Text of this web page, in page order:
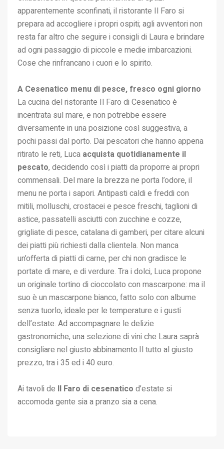
apparentemente sconfinati, il ristorante Il Faro si
prepara ad accogliere i propri ospiti; agli avventori non
resta far altro che seguire i consigli di Laura e brindare
ad ogni passaggio di piccole e medie imbarcazioni.
Cose che rinfrancano i cuori e lo spirito.
A Cesenatico menu di pesce, fresco ogni giorno
La cucina del ristorante Il Faro di Cesenatico è
incentrata sul mare, e non potrebbe essere
diversamente in una posizione così suggestiva, a
pochi passi dal porto. Dai pescatori che hanno appena
ritirato le reti, Luca acquista quotidianamente il
pescato, decidendo così i piatti da proporre ai propri
commensali. Del mare la brezza ne porta l’odore, il
menu ne porta i sapori. Antipasti caldi e freddi con
mitili, molluschi, crostacei e pesce freschi, taglioni di
astice, passatelli asciutti con zucchine e cozze,
grigliate di pesce, catalana di gamberi, per citare alcuni
dei piatti più richiesti dalla clientela. Non manca
un’offerta di piatti di carne, per chi non gradisce le
portate di mare, e di verdure. Tra i dolci, Luca propone
un originale tortino di cioccolato con mascarpone: ma il
suo è un mascarpone bianco, fatto solo con albume
senza tuorlo, ideale per le temperature e i gusti
dell’estate. Ad accompagnare le delizie
gastronomiche, una selezione di vini che Laura saprà
consigliare nel giusto abbinamento.Il tutto al giusto
prezzo, tra i 35 ed i 40 euro.
Ai tavoli de Il Faro di cesenatico d’estate si
accomoda gente sia a pranzo sia a cena.